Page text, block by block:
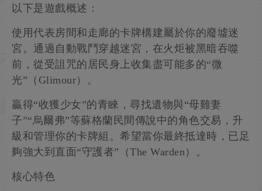
以下是遊戲概述：
使用代表房間和走廊的卡牌構建屬於你的廢墟迷
宮。通過自動戰鬥穿越迷宮，在火炬被黑暗吞噬
前，從受詛咒的居民身上收集盡可能多的“微
光”（Glimour）。
贏得“收獲少女”的青睞，尋找遺物與“母雞妻
子”“烏爾弗”等蘇格蘭民間傳說中的角色交易，升
級和管理你的卡牌組。希望當你最終抵達時，已足
夠強大到直面“守護者”（The Warden）。
核心特色